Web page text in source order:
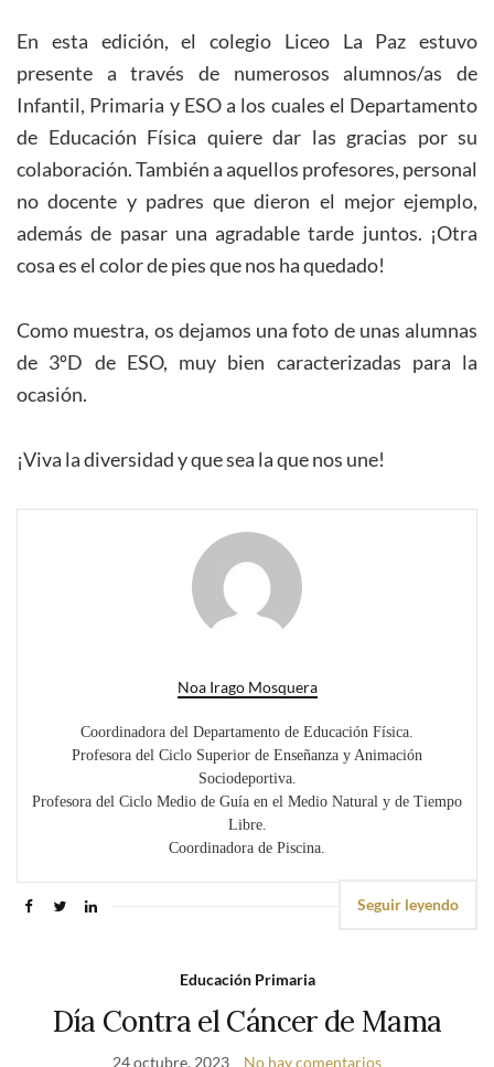
En esta edición, el colegio Liceo La Paz estuvo
presente a través de numerosos alumnos/as de
Infantil, Primaria y ESO a los cuales el Departamento
de Educación Física quiere dar las gracias por su
colaboración. También a aquellos profesores, personal
no docente y padres que dieron el mejor ejemplo,
además de pasar una agradable tarde juntos. ¡Otra
cosa es el color de pies que nos ha quedado!
Como muestra, os dejamos una foto de unas alumnas
de 3ºD de ESO, muy bien caracterizadas para la
ocasión.
¡Viva la diversidad y que sea la que nos une!
Noa Irago Mosquera
Coordinadora del Departamento de Educación Física.
Profesora del Ciclo Superior de Enseñanza y Animación
Sociodeportiva.
Profesora del Ciclo Medio de Guía en el Medio Natural y de Tiempo
Libre.
Coordinadora de Piscina.
Seguir leyendo
Educación Primaria
Día Contra el Cáncer de Mama
24 octubre, 2023 No hay comentarios